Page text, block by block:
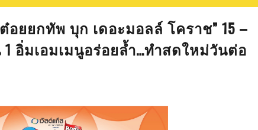
ยยกทัพ บุก เดอะมอลล์ โคราช” 15 –
น 1 อิ่มเอมเมนูอร่อยล้ำ…ทำสดใหม่วันต่อ